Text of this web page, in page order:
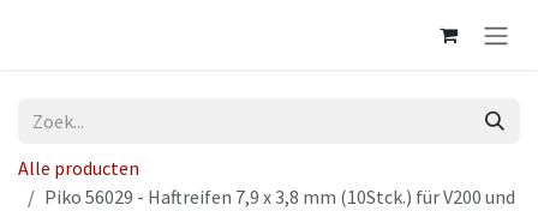
Alle producten
Piko 56029 - Haftreifen 7,9 x 3,8 mm (10Stck.) für V200 und